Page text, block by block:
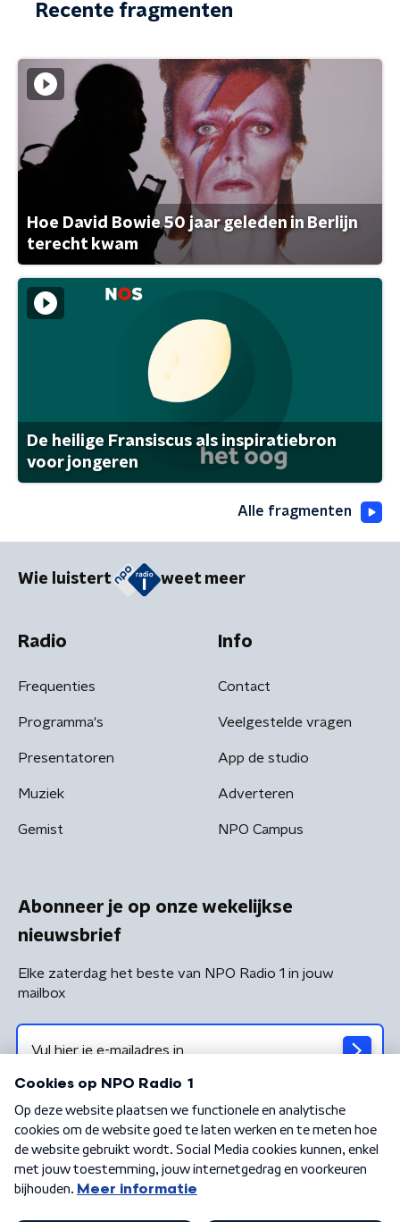
Recente fragmenten
Hoe David Bowie 50 jaar geleden in Berlijn
terecht kwam
De heilige Fransiscus als inspiratiebron
voor jongeren
Alle fragmenten
Wie luistert weet meer
Radio
Frequenties
Programma's
Presentatoren
Muziek
Gemist
Info
Contact
Veelgestelde vragen
App de studio
Adverteren
NPO Campus
Abonneer je op onze wekelijkse
nieuwsbrief
Elke zaterdag het beste van NPO Radio 1 in jouw
mailbox
Algemene voorwaarden